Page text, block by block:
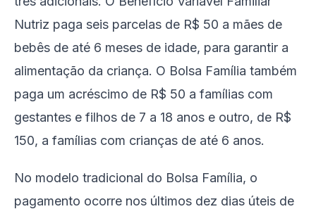
Nutriz paga seis parcelas de R$ 50 a mães de
bebês de até 6 meses de idade, para garantir a
alimentação da criança. O Bolsa Família também
paga um acréscimo de R$ 50 a famílias com
gestantes e filhos de 7 a 18 anos e outro, de R$
150, a famílias com crianças de até 6 anos.
No modelo tradicional do Bolsa Família, o
pagamento ocorre nos últimos dez dias úteis de